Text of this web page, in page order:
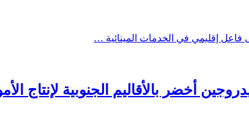
فاعل إقليمي في الخدمات المينائية …
أخضر بالأقاليم الجنوبية لإنتاج